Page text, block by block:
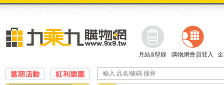
月結&型錄 購物網會員登入